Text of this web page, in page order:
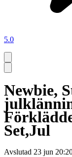
5.0
Newbie,
Set,Jul
Avslutad 23 jun